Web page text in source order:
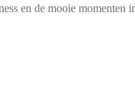
en de mooie momenten